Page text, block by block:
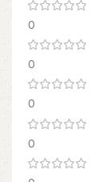
0
0
0
0